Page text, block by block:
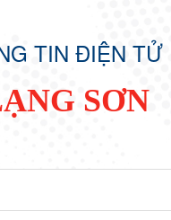
TIN ĐIỆN TỬ
SƠN